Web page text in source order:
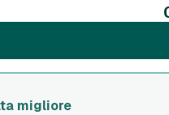
migliore